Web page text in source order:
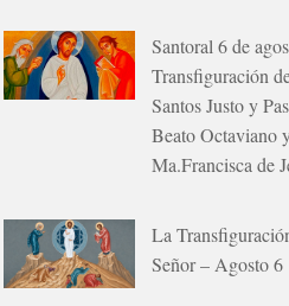
Santoral 6 de
Transfiguración
Santos Justo y
Beato Octaviano
Ma.Francisca de
La
Señor – Agosto 6